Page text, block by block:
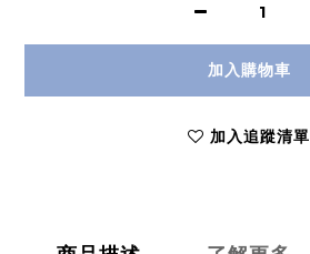
加入購物車
加入追蹤清單